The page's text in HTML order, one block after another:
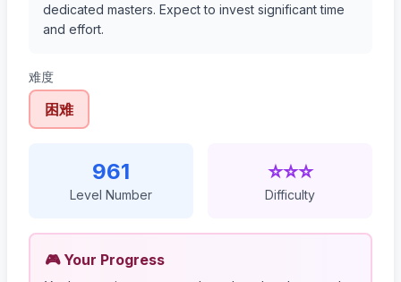
dedicated masters. Expect to invest significant time
and effort.
难度
困难
961
Level Number
⭐⭐⭐
Difficulty
🎮 Your Progress